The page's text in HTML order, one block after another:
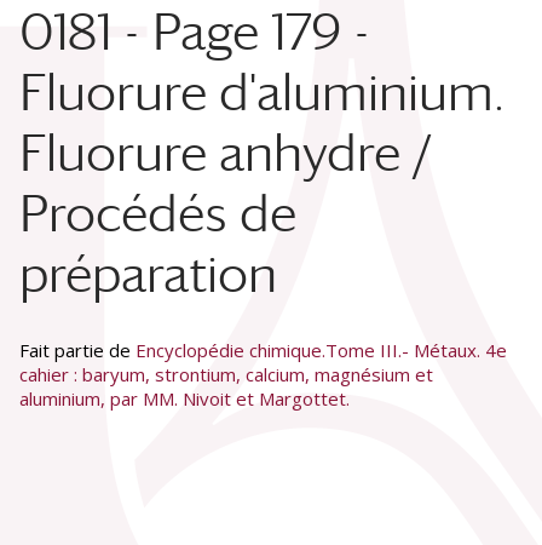
0181 - Page 179 -
Fluorure d'aluminium.
Fluorure anhydre /
Procédés de
préparation
Fait partie de Encyclopédie chimique.Tome III.- Métaux. 4e
cahier : baryum, strontium, calcium, magnésium et
aluminium, par MM. Nivoit et Margottet.